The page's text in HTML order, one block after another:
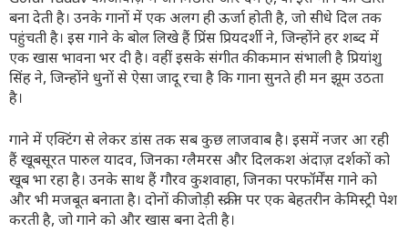
बना देती है। उनके गानों में एक अलग ही ऊर्जा होती है, जो सीधे दिल तक
पहुंचती है। इस गाने के बोल लिखे हैं प्रिंस प्रियदर्शी ने, जिन्होंने हर शब्द में
एक खास भावना भर दी है। वहीं इसके संगीत की कमान संभाली है प्रियांशु
सिंह ने, जिन्होंने धुनों से ऐसा जादू रचा है कि गाना सुनते ही मन झूम उठता
है।
गाने में एक्टिंग से लेकर डांस तक सब कुछ लाजवाब है। इसमें नजर आ रही
हैं खूबसूरत पारुल यादव, जिनका ग्लैमरस और दिलकश अंदाज़ दर्शकों को
खूब भा रहा है। उनके साथ हैं गौरव कुशवाहा, जिनका परफॉर्मेंस गाने को
और भी मजबूत बनाता है। दोनों की जोड़ी स्क्रीन पर एक बेहतरीन केमिस्ट्री पेश
करती है, जो गाने को और खास बना देती है।